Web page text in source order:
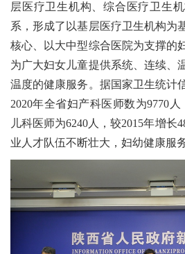
层医疗卫生机构、综合医疗卫生
系，形成了以基层医疗卫生机构为
核心、以大中型综合医院为支撑的
为广大妇女儿童提供系统、连续、
温度的健康服务。据国家卫生统计
2020年全省妇产科医师数为9770人
儿科医师为6240人，较2015年增长
业人才队伍不断壮大，妇幼健康服